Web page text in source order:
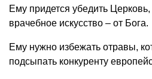
Ему придется убедить Церковь,
врачебное искусство – от Бога.
Ему нужно избежать отравы,
подсыпать конкуренту